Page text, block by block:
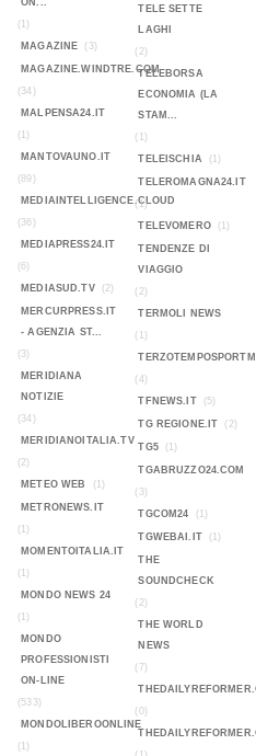
ON...
(1)
MAGAZINE
(3)
MAGAZINE.WINDTRE.COM
(34)
MALPENSA24.IT
(1)
MANTOVAUNO.IT
(89)
MEDIAINTELLIGENCE.CLOUD
(36)
MEDIAPRESS24.IT
(6)
MEDIASUD.TV
(2)
MERCURPRESS.IT
- AGENZIA ST...
(3)
MERIDIANA
NOTIZIE
(34)
MERIDIANOITALIA.TV
(2)
METEO WEB
(1)
METRONEWS.IT
(1)
MOMENTOITALIA.IT
(1)
MONDO NEWS 24
(1)
MONDO
PROFESSIONISTI
ON-LINE
(533)
MONDOLIBEROONLINE
(1)
TELE SETTE
LAGHI
(2)
TELEBORSA
ECONOMIA (LA
STAM...
(1)
TELEISCHIA
(1)
TELEROMAGNA24.IT
(1)
TELEVOMERO
(1)
TENDENZE DI
VIAGGIO
(2)
TERMOLI NEWS
(1)
(4)
TFNEWS.IT
(5)
TG REGIONE.IT (2)
TG5 (1)
TGABRUZZO24.COM
(3)
TGCOM24
(1)
TGWEBAI.IT (1)
THE
SOUNDCHECK
(2)
THE WORLD
NEWS
(7)
(0)